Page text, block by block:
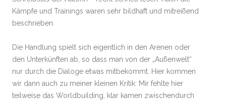
Kämpfe und Trainings waren sehr bildhaft und mitreißend
beschrieben.
Die Handlung spielt sich eigentlich in den Arenen oder
den Unterkünften ab, so dass man von der „Außenwelt“
nur durch die Dialoge etwas mitbekommt. Hier kommen
wir dann auch zu meiner kleinen Kritik: Mir fehlte hier
teilweise das Worldbuilding, klar kamen zwischendurch